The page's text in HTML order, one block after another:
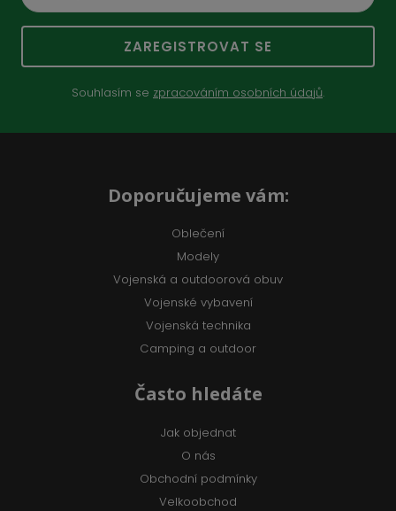
ZAREGISTROVAT SE
Souhlasím se zpracováním osobních údajů.
Doporučujeme vám:
Oblečení
Modely
Vojenská a outdoorová obuv
Vojenské vybavení
Vojenská technika
Camping a outdoor
Často hledáte
Jak objednat
O nás
Obchodní podmínky
Velkoobchod